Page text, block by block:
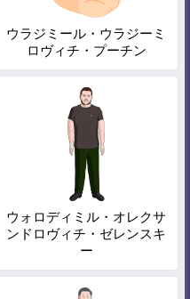
ウラジミール・ウラジーミ
ロヴィチ・プーチン
ウォロディミル・オレクサ
ンドロヴィチ・ゼレンスキ
ー